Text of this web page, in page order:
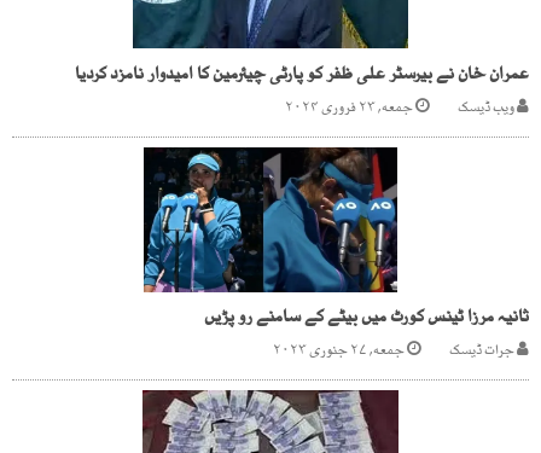
عمران خان نے بیرسٹر علی ظفر کو پارٹی چیئرمین کا امیدوار نامزد کردیا
ویب ڈیسک جمعه, ۲۳ فروری ۲۰۲۴
ثانیہ مرزا ٹینس کورٹ میں بیٹے کے سامنے رو پڑیں
جرات ڈیسک جمعه, ۲۷ جنوری ۲۰۲۳